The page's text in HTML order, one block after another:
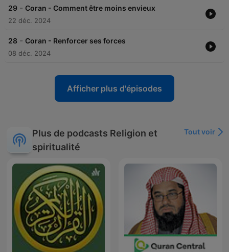
29 - Coran - Comment être moins envieux
22 déc. 2024
28 - Coran - Renforcer ses forces
08 déc. 2024
Afficher plus d'épisodes
Plus de podcasts Religion et
spiritualité
Tout voir